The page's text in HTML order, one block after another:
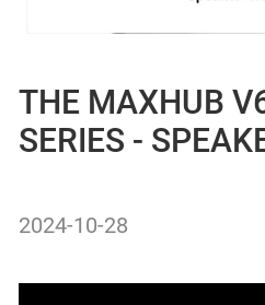
THE MAXHUB
SERIES -
2024-10-28